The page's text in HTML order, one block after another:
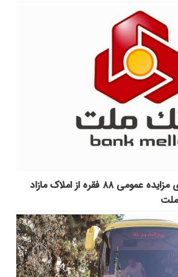
برگزاری مزایده عمومی ۸۸ فقره از املاک مازاد